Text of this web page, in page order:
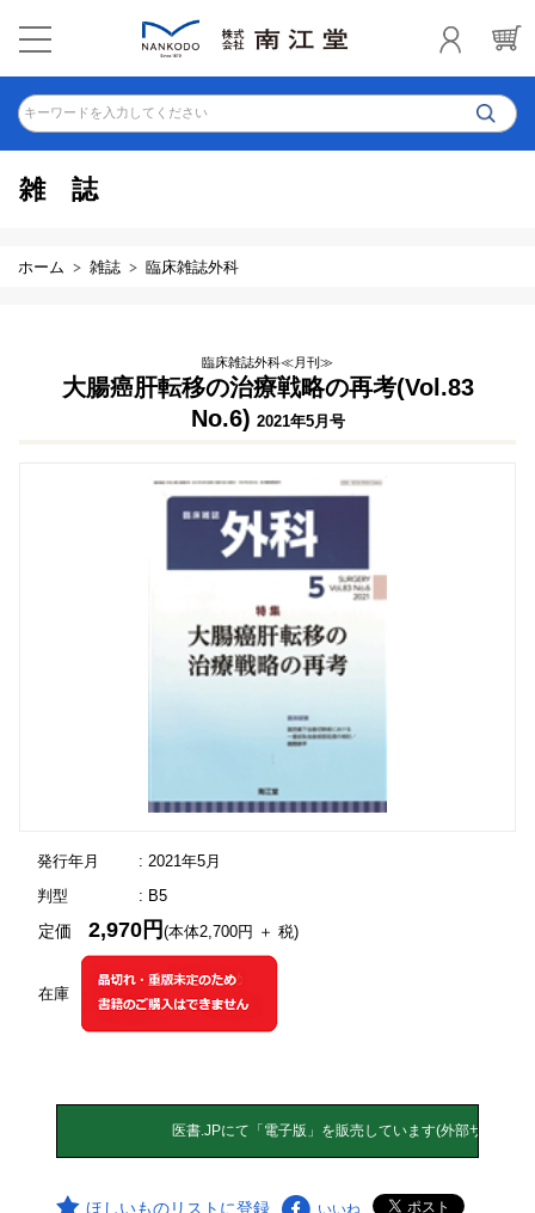
キーワードを入力してください
雑誌
ホーム 雑誌 臨床雑誌外科
臨床雑誌外科≪月刊≫
大腸癌肝転移の治療戦略の再考(Vol.83
No.6) 2021年5月号
発行年月
: 2021年5月
判型
: B5
在庫
定価2,970円(本体2,700円 ＋ 税)
ほしいものリストに登録 いいね